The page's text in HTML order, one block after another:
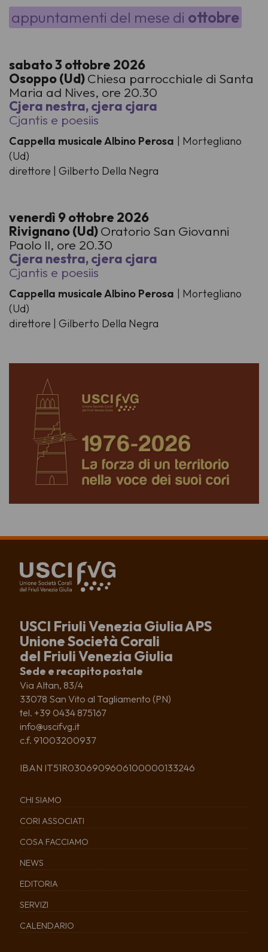
appuntamenti del mese di ottobre
sabato 3 ottobre 2026
Osoppo (Ud)Chiesa parrocchiale di Santa
Maria ad Nives, ore 20.30
Cjera nestra, cjera cjara
Cjantis e poesiis
Cappella musicale Albino Perosa | Mortegliano
(Ud)
direttore | Gilberto Della Negra
venerdì 9 ottobre 2026
Rivignano (Ud)Oratorio San Giovanni
Paolo II, ore 20.30
Cjera nestra, cjera cjara
Cjantis e poesiis
Cappella musicale Albino Perosa | Mortegliano
(Ud)
direttore | Gilberto Della Negra
USCI Friuli Venezia Giulia APS
Unione Società Corali
del Friuli Venezia Giulia
Sede e recapito postale
Via Altan, 83/4
33078 San Vito al Tagliamento (PN)
tel. +39 0434 875167
info@uscifvg.it
c.f. 91003200937
IBAN IT51R0306909606100000133246
CHI SIAMO
CORI ASSOCIATI
COSA FACCIAMO
NEWS
EDITORIA
SERVIZI
CALENDARIO